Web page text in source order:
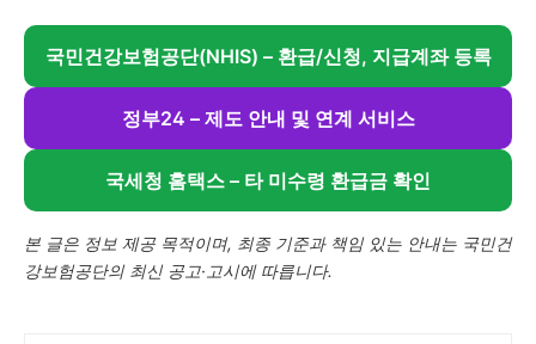
국민건강보험공단(NHIS) – 환급/신청, 지급계좌 등록
정부24 – 제도 안내 및 연계 서비스
국세청 홈택스 – 타 미수령 환급금 확인
본 글은 정보 제공 목적이며, 최종 기준과 책임 있는 안내는 국민건
강보험공단의 최신 공고·고시에 따릅니다.